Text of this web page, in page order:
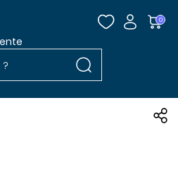
0
et aller au pied
Rechercher